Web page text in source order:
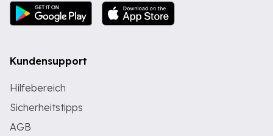
Kundensupport
Hilfebereich
Sicherheitstipps
AGB